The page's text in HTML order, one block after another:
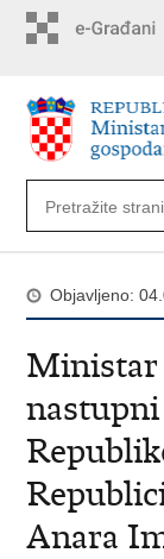
Objavljeno:
Ministar
Anara